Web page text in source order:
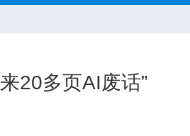
20多页AI废话”